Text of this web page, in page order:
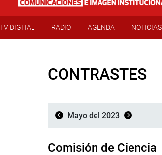
TV DIGITAL RADIO AGENDA NOTICIAS
CONTRASTES
Mayo del 2023
Comisión de Ciencia